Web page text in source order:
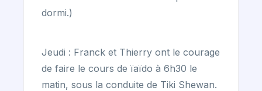
dormi.)
Jeudi : Franck et Thierry ont le courage
de faire le cours de ïaïdo à 6h30 le
matin, sous la conduite de Tiki Shewan.